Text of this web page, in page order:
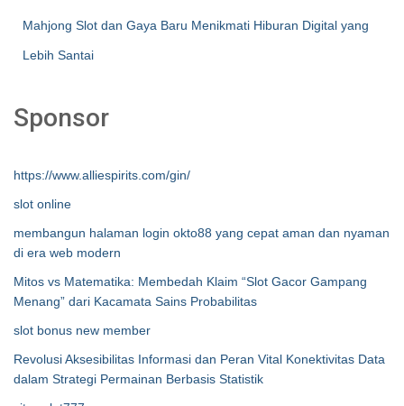
Mahjong Slot dan Gaya Baru Menikmati Hiburan Digital yang
Lebih Santai
Sponsor
https://www.alliespirits.com/gin/
slot online
membangun halaman login okto88 yang cepat aman dan nyaman
di era web modern
Mitos vs Matematika: Membedah Klaim “Slot Gacor Gampang
Menang” dari Kacamata Sains Probabilitas
slot bonus new member
Revolusi Aksesibilitas Informasi dan Peran Vital Konektivitas Data
dalam Strategi Permainan Berbasis Statistik